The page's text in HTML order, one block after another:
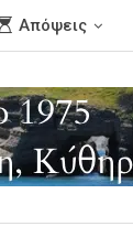
Απόψεις